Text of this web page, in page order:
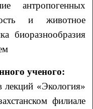
антропогенных
и животное
биоразнообразия
ученого:
лекций «Экология»
филиале